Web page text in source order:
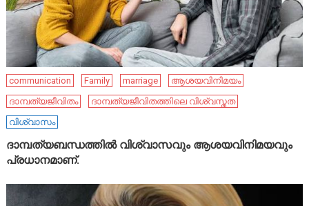
communication Family marriage
ആശയവിനിമയം
ദാമ്പത്യജീവിതം
ദാമ്പത്യജീവിതത്തിലെ വിശ്വസ്തത
വിശ്വാസം
ദാമ്പത്യബന്ധത്തിൽ വിശ്വാസവും ആശയവിനിമയവും
പ്രധാനമാണ്.